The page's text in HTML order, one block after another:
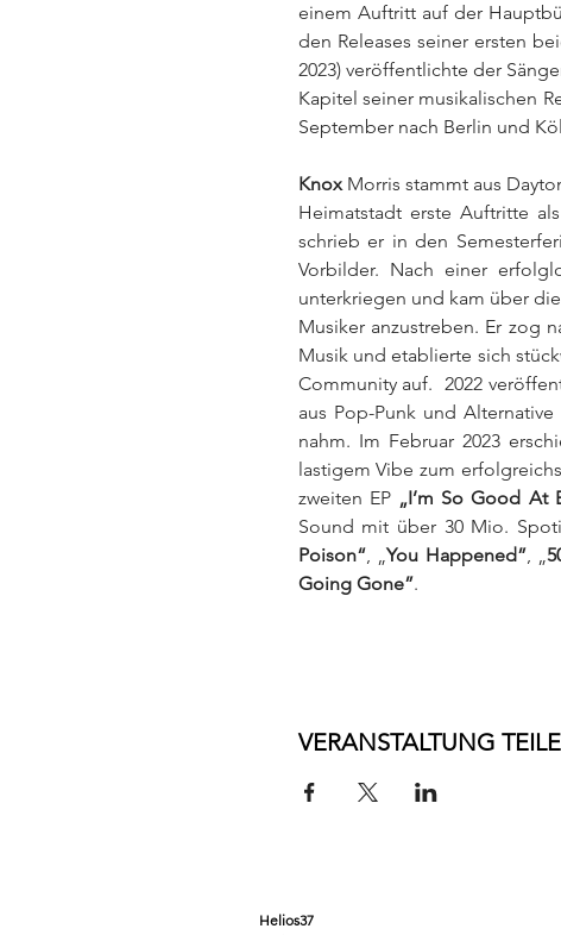
einem Auftritt auf der
den Releases seiner ersten
2023) veröffentlichte der
Kapitel seiner musikalischen
September nach Berlin und
Knox Morris stammt aus
Heimatstadt erste Auftritte
schrieb er in den
Vorbilder. Nach einer
unterkriegen und kam über
Musiker anzustreben. Er zog
Musik und etablierte sich
Community auf.  2022
aus Pop-Punk und
nahm. Im Februar 2023
lastigem Vibe zum
zweiten EP „I’m So Good At
Sound mit über 30 Mio.
Poison“, „You Happened”, „
Going Gone”.
VERANSTALTUNG
Helios37